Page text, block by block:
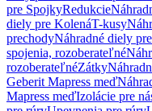
pre SpojkyRedukcie
diely pre KolenáT-kusy
prechodyNáhradné diely
spojenia, rozoberateľné
rozoberateľnéZátky
Geberit Mapress meď
Mapress meďIzolácie pre